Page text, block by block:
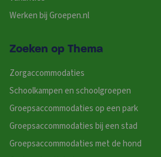
Werken bij Groepen.nl
Zoeken op Thema
Zorgaccommodaties
Schoolkampen en schoolgroepen
Groepsaccommodaties op een park
Groepsaccommodaties bij een stad
Groepsaccommodaties met de hond